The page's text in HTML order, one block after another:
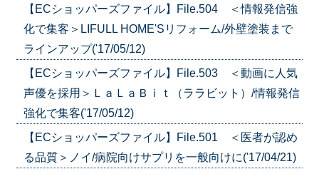
【ECショッパーズファイル】File.504 ＜情報発信強
化で集客＞LIFULL HOME'Sリフォーム/外壁塗装まで
ラインアップ('17/05/12)
【ECショッパーズファイル】File.503 ＜動画に人気
声優を採用＞ＬａＬａＢｉｔ（ララビット）/情報発信
強化で集客('17/05/12)
【ECショッパーズファイル】File.501 ＜医者が認め
る品質＞ノイ/病院向けサプリを一般向けに('17/04/21)